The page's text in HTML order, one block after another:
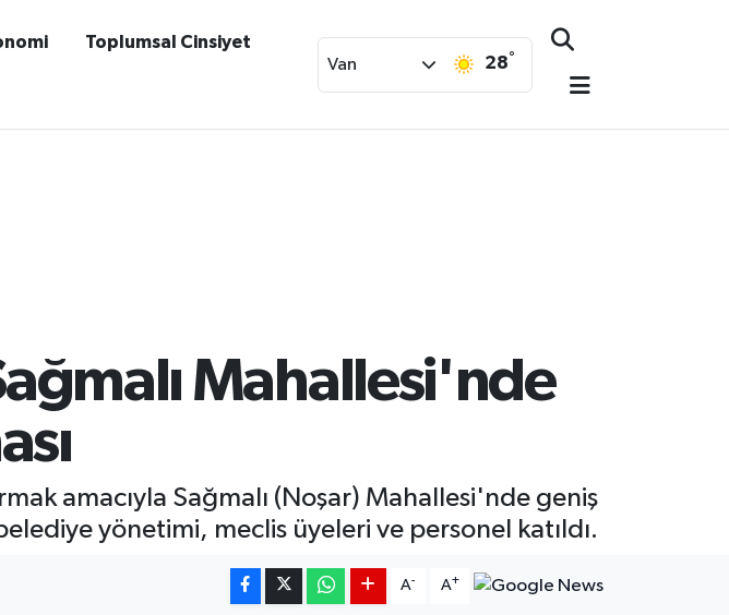
Toplumsal Cinsiyet
Van 28°
Mahallesi'nde
amacıyla Sağmalı (Noşar) Mahallesi'nde geniş
yönetimi, meclis üyeleri ve personel katıldı.
A- A+